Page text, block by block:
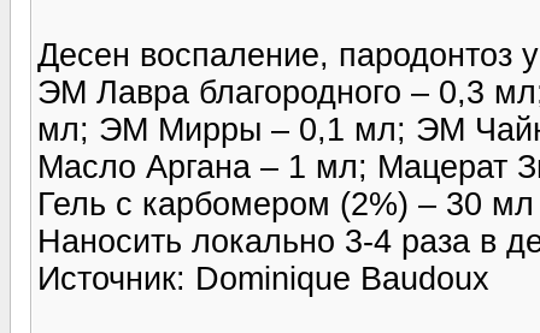
Десен воспаление, пародонтоз
ЭМ Лавра благородного – 0,3
мл; ЭМ Мирры – 0,1 мл; ЭМ
Масло Аргана – 1 мл; Мацерат
Гель с карбомером (2%) – 30 мл
Наносить локально 3-4 раза в
Источник: Dominique Baudoux